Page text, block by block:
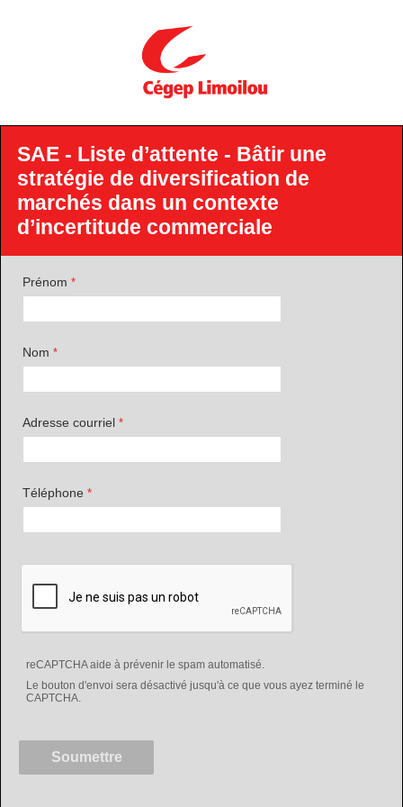
SAE - Liste d’attente - Bâtir une
stratégie de diversification de
marchés dans un contexte
d’incertitude commerciale
Prénom
Nom
Adresse courriel
Téléphone
reCAPTCHA aide à prévenir le spam automatisé.
Le bouton d'envoi sera désactivé jusqu'à ce que vous ayez terminé le
CAPTCHA.